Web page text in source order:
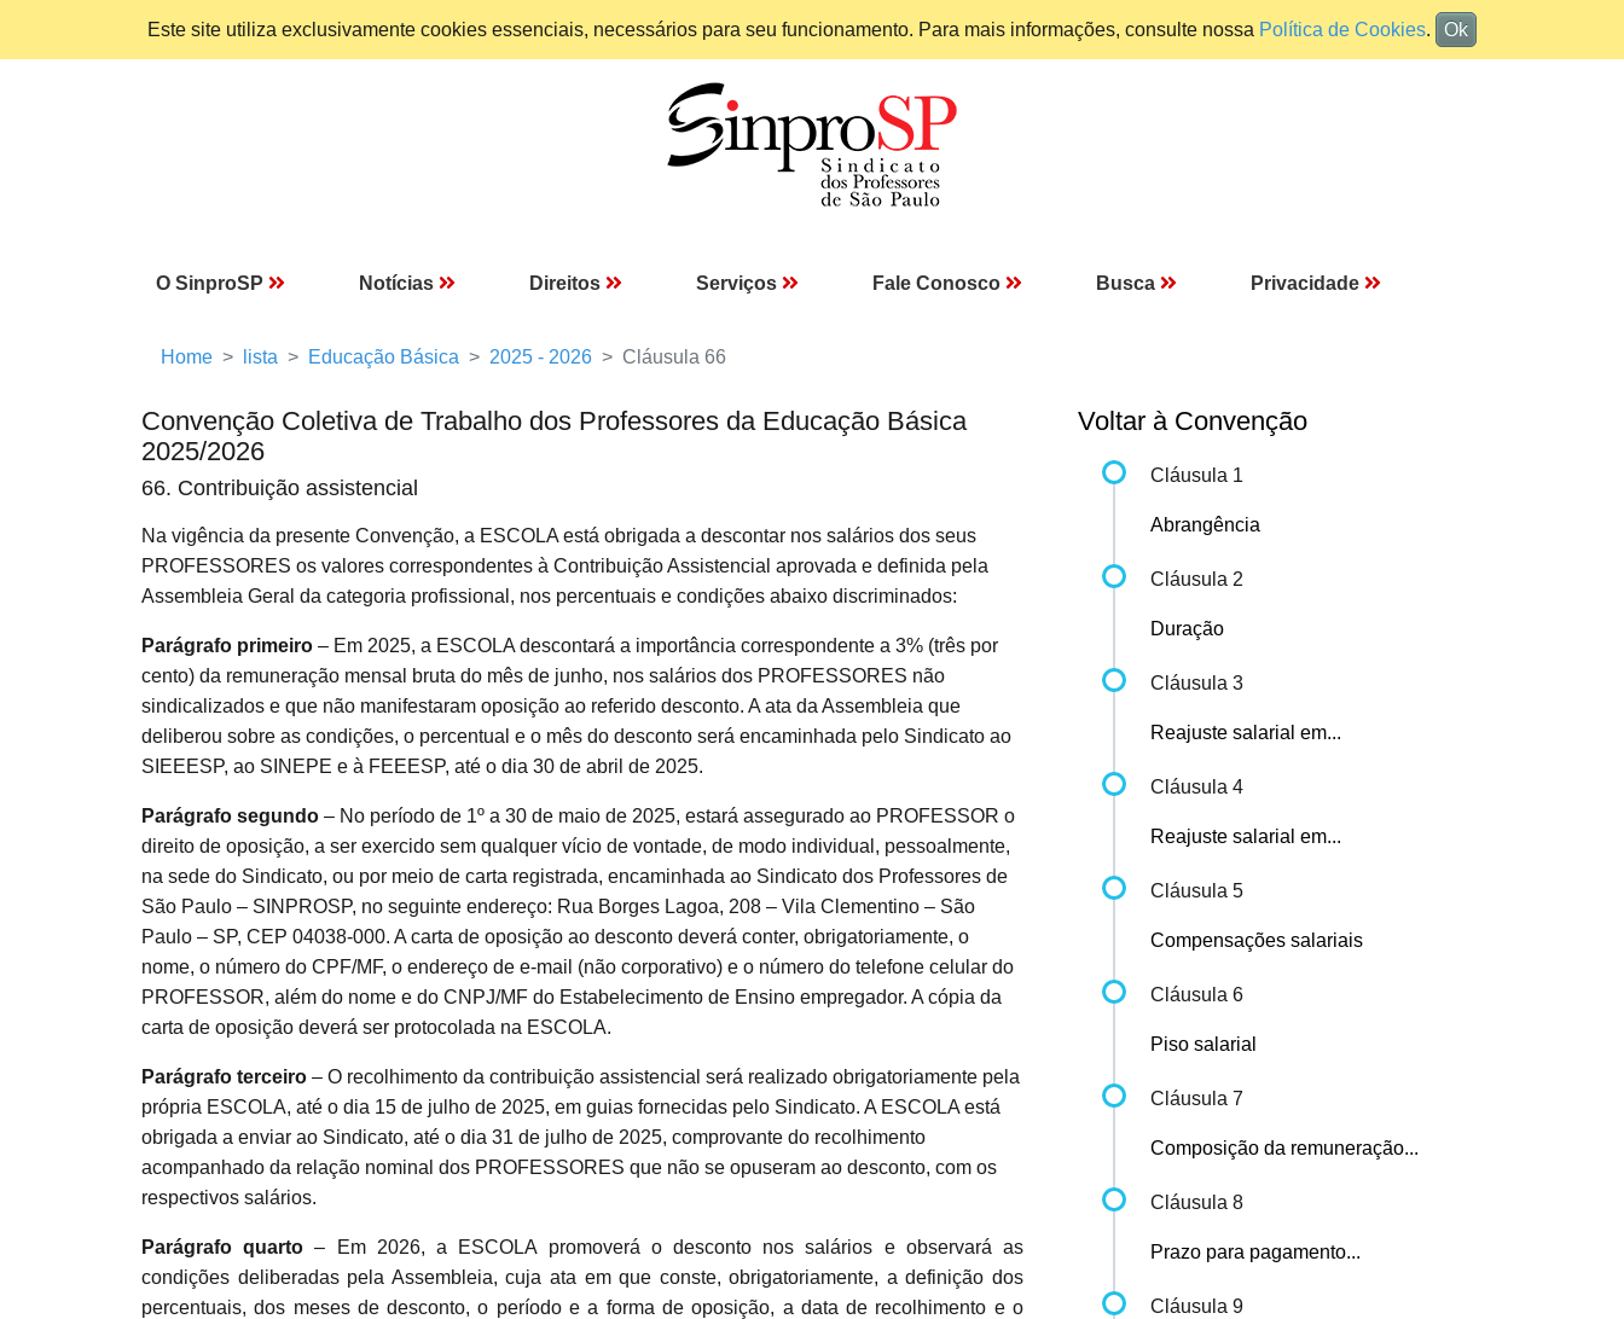
Este site utiliza exclusivamente cookies essenciais, necessários para seu funcionamento. Para mais informações, consulte nossa Política de Cookies. Ok
O SinproSP Notícias Direitos Serviços Fale Conosco Busca Privacidade
Home lista Educação Básica 2025 - 2026 Cláusula 66
Convenção Coletiva de Trabalho dos Professores da Educação Básica
2025/2026
66. Contribuição assistencial
Na vigência da presente Convenção, a ESCOLA está obrigada a descontar nos salários dos seus
PROFESSORES os valores correspondentes à Contribuição Assistencial aprovada e definida pela
Assembleia Geral da categoria profissional, nos percentuais e condições abaixo discriminados:
Parágrafo primeiro – Em 2025, a ESCOLA descontará a importância correspondente a 3% (três por
cento) da remuneração mensal bruta do mês de junho, nos salários dos PROFESSORES não
sindicalizados e que não manifestaram oposição ao referido desconto. A ata da Assembleia que
deliberou sobre as condições, o percentual e o mês do desconto será encaminhada pelo Sindicato ao
SIEEESP, ao SINEPE e à FEEESP, até o dia 30 de abril de 2025.
Parágrafo segundo – No período de 1º a 30 de maio de 2025, estará assegurado ao PROFESSOR o
direito de oposição, a ser exercido sem qualquer vício de vontade, de modo individual, pessoalmente,
na sede do Sindicato, ou por meio de carta registrada, encaminhada ao Sindicato dos Professores de
São Paulo – SINPROSP, no seguinte endereço: Rua Borges Lagoa, 208 – Vila Clementino – São
Paulo – SP, CEP 04038-000. A carta de oposição ao desconto deverá conter, obrigatoriamente, o
nome, o número do CPF/MF, o endereço de e-mail (não corporativo) e o número do telefone celular do
PROFESSOR, além do nome e do CNPJ/MF do Estabelecimento de Ensino empregador. A cópia da
carta de oposição deverá ser protocolada na ESCOLA.
Parágrafo terceiro – O recolhimento da contribuição assistencial será realizado obrigatoriamente pela
própria ESCOLA, até o dia 15 de julho de 2025, em guias fornecidas pelo Sindicato. A ESCOLA está
obrigada a enviar ao Sindicato, até o dia 31 de julho de 2025, comprovante do recolhimento
acompanhado da relação nominal dos PROFESSORES que não se opuseram ao desconto, com os
respectivos salários.
Parágrafo quarto – Em 2026, a ESCOLA promoverá o desconto nos salários e observará as
condições deliberadas pela Assembleia, cuja ata em que conste, obrigatoriamente, a definição dos
percentuais, dos meses de desconto, o período e a forma de oposição, a data de recolhimento e o
Voltar à Convenção
Cláusula 1
Abrangência
Cláusula 2
Duração
Cláusula 3
Reajuste salarial em...
Cláusula 4
Reajuste salarial em...
Cláusula 5
Compensações salariais
Cláusula 6
Piso salarial
Cláusula 7
Composição da remuneração...
Cláusula 8
Prazo para pagamento...
Cláusula 9